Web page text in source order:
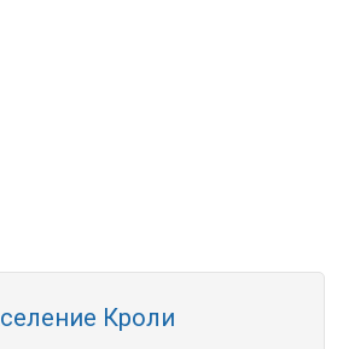
Кроли